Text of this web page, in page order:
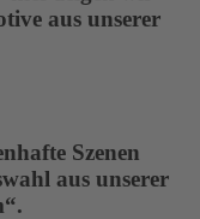
aus unserer
Szenen
aus unserer